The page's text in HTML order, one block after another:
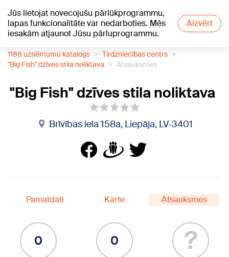
Jūs lietojat novecojušu pārlūkprogrammu,
lapas funkcionalitāte var nedarboties. Mēs
iesakām atjaunot Jūsu pārluprogrammu.
Aizvērt
+26°C
1188 uzņēmumu katalogs
Tirdzniecības centrs
"Big Fish" dzīves stila noliktava
Atsauksmes
"Big Fish" dzīves stila noliktava
Brīvības iela 158a, Liepāja, LV-3401
Pamatdati Karte Atsauksmes
0 0 ?